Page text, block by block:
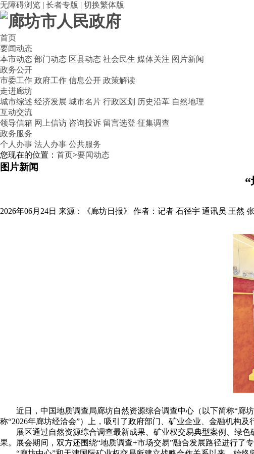
无障碍浏览 | 长者专版 | 切换繁体版
首页
要闻动态
本市动态 部门动态 区县动态 社会民生 媒体关注 图片新闻
政务公开
市委工作 政府工作 信息公开 政策解读
走进廊坊
城市综述 经济发展 城市名片 行政区划 历史沿革 自然地理
互动交流
领导信箱 网上信访 咨询投诉 留言选登 征集调查
政务服务
个人办事 法人办事 公共服务
您现在的位置： 首页>要闻动态
图片新闻
“
2026年06月24日 来源：《廊坊日报》 作者：记者 石径宇 通讯员 王然
近日，中国地质调查局廊坊自然资源综合调查中心（以下简称“廊
称“2026年廊坊经洽会”）上，吸引了政府部门、矿业企业、金融机构及
展区通过自然资源综合调查最新成果、矿业权交易典型案例、绿
果。展会期间，双方还围绕“地质调查+市场交易”融合发展路径进行了